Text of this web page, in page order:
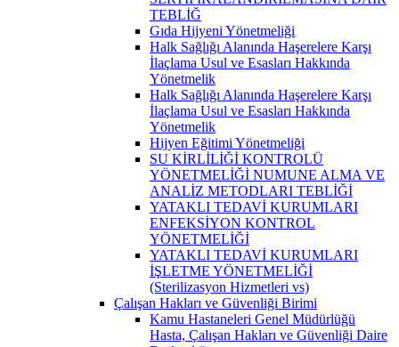
TEBLİĞ
Gıda Hijyeni Yönetmeliği
Halk Sağlığı Alanında Haşerelere Karşı
İlaçlama Usul ve Esasları Hakkında
Yönetmelik
Halk Sağlığı Alanında Haşerelere Karşı
İlaçlama Usul ve Esasları Hakkında
Yönetmelik
Hijyen Eğitimi Yönetmeliği
SU KİRLİLİĞİ KONTROLÜ
YÖNETMELİĞİ NUMUNE ALMA VE
ANALİZ METODLARI TEBLİĞİ
YATAKLI TEDAVİ KURUMLARI
ENFEKSİYON KONTROL
YÖNETMELİĞİ
YATAKLI TEDAVİ KURUMLARI
İŞLETME YÖNETMELİĞİ
(Sterilizasyon Hizmetleri vs)
Çalışan Hakları ve Güvenliği Birimi
Kamu Hastaneleri Genel Müdürlüğü
Hasta, Çalışan Hakları ve Güvenliği Daire